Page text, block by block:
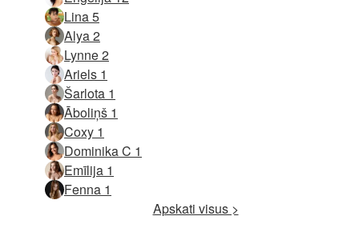
Lina 5
Alya 2
Lynne 2
Ariels 1
Šarlota 1
Āboliņš 1
Coxy 1
Dominika C 1
Emīlija 1
Fenna 1
Apskati visus >